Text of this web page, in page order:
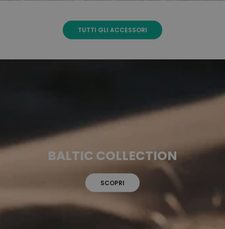
TUTTI GLI ACCESSORI
BALTIC COLLECTION
SCOPRI